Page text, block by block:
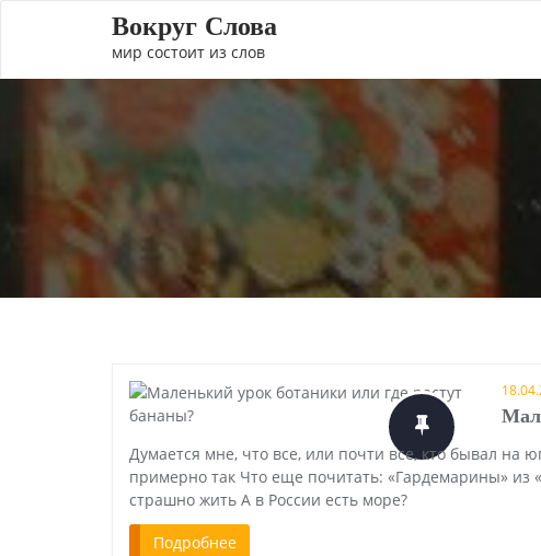
Вокруг Слова
мир состоит из слов
Думается мне, что все, или почти все, кто бывал
примерно так Что еще почитать: «Гардемарины» из
страшно жить А в России есть море?
Подробнее